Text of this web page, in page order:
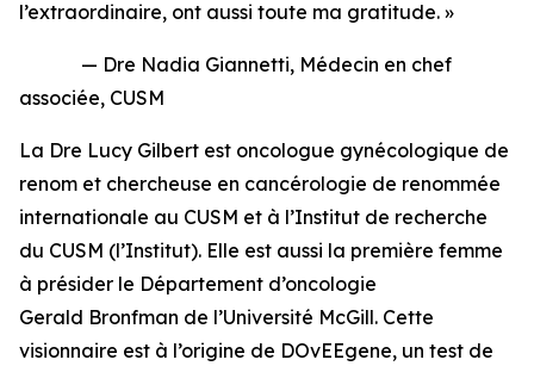
l’extraordinaire, ont aussi toute ma gratitude. »
— Dre Nadia Giannetti, Médecin en chef
associée, CUSM
La Dre Lucy Gilbert est oncologue gynécologique de
renom et chercheuse en cancérologie de renommée
internationale au CUSM et à l’Institut de recherche
du CUSM (l’Institut). Elle est aussi la première femme
à présider le Département d’oncologie
Gerald Bronfman de l’Université McGill. Cette
visionnaire est à l’origine de DOvEEgene, un test de